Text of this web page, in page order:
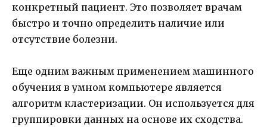
конкретный пациент. Это позволяет врачам
быстро и точно определить наличие или
отсутствие болезни.
Еще одним важным применением машинного
обучения в умном компьютере является
алгоритм кластеризации. Он используется для
группировки данных на основе их сходства.